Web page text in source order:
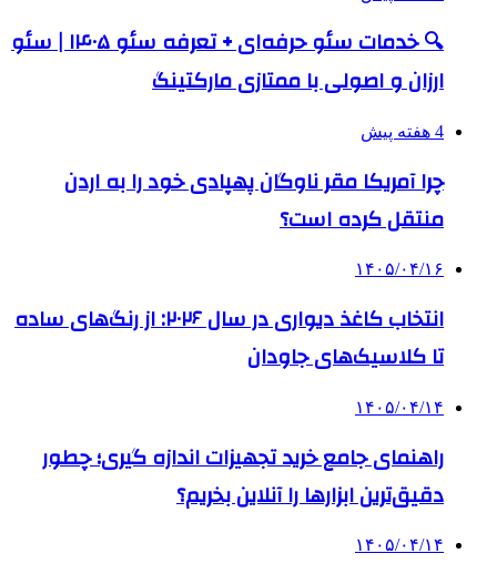
🔍 خدمات سئو حرفه‌ای + تعرفه سئو ۱۴۰۵ | سئو
ارزان و اصولی با ممتازی مارکتینگ
4 هفته پیش
چرا آمریکا مقر ناوگان پهپادی خود را به اردن
منتقل کرده است؟
۱۴۰۵/۰۴/۱۶
انتخاب کاغذ دیواری در سال ۲۰۲۶: از رنگ‌های ساده
تا کلاسیک‌های جاودان
۱۴۰۵/۰۴/۱۴
راهنمای جامع خرید تجهیزات اندازه گیری؛ چطور
دقیق‌ترین ابزارها را آنلاین بخریم؟
۱۴۰۵/۰۴/۱۴